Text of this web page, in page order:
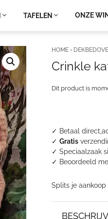
TAFELEN ONZE
✓ Betaal
✓Gratis
✓ Speciaalzaak
✓ Beoordeeld
Splits je
HOME ›
Crinkle
Dit product is